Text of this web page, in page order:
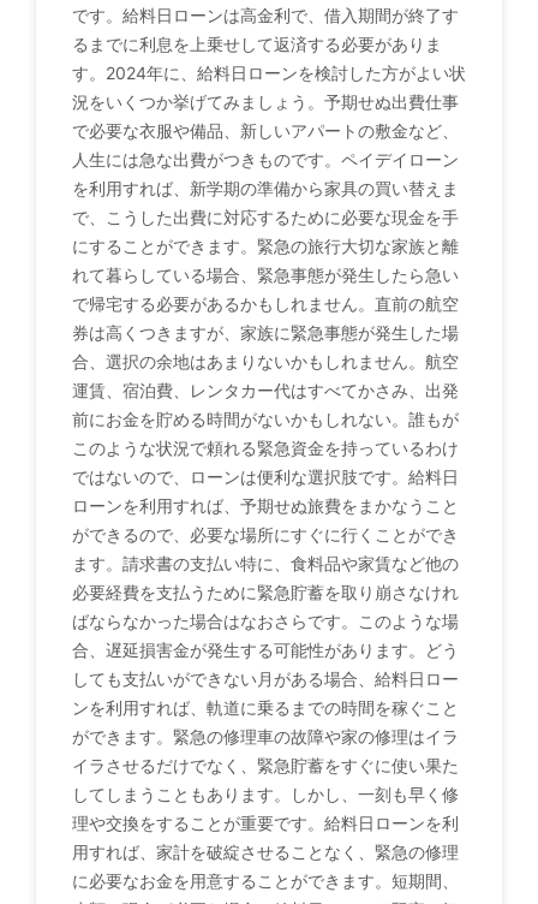
です。給料日ローンは高金利で、借入期間が終了す
るまでに利息を上乗せして返済する必要がありま
す。2024年に、給料日ローンを検討した方がよい状
況をいくつか挙げてみましょう。予期せぬ出費仕事
で必要な衣服や備品、新しいアパートの敷金など、
人生には急な出費がつきものです。ペイデイローン
を利用すれば、新学期の準備から家具の買い替えま
で、こうした出費に対応するために必要な現金を手
にすることができます。緊急の旅行大切な家族と離
れて暮らしている場合、緊急事態が発生したら急い
で帰宅する必要があるかもしれません。直前の航空
券は高くつきますが、家族に緊急事態が発生した場
合、選択の余地はあまりないかもしれません。航空
運賃、宿泊費、レンタカー代はすべてかさみ、出発
前にお金を貯める時間がないかもしれない。誰もが
このような状況で頼れる緊急資金を持っているわけ
ではないので、ローンは便利な選択肢です。給料日
ローンを利用すれば、予期せぬ旅費をまかなうこと
ができるので、必要な場所にすぐに行くことができ
ます。請求書の支払い特に、食料品や家賃など他の
必要経費を支払うために緊急貯蓄を取り崩さなけれ
ばならなかった場合はなおさらです。このような場
合、遅延損害金が発生する可能性があります。どう
しても支払いができない月がある場合、給料日ロー
ンを利用すれば、軌道に乗るまでの時間を稼ぐこと
ができます。緊急の修理車の故障や家の修理はイラ
イラさせるだけでなく、緊急貯蓄をすぐに使い果た
してしまうこともあります。しかし、一刻も早く修
理や交換をすることが重要です。給料日ローンを利
用すれば、家計を破綻させることなく、緊急の修理
に必要なお金を用意することができます。短期間、